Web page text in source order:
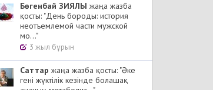
Бөгенбай ЗИЯЛЫ жаңа жазба
қосты: "День бороды: история
неотъемлемой части мужской
мо..."
3 жыл бұрын
Cаттар жаңа жазба қосты: "Әке
гені жүктілік кезінде болашақ